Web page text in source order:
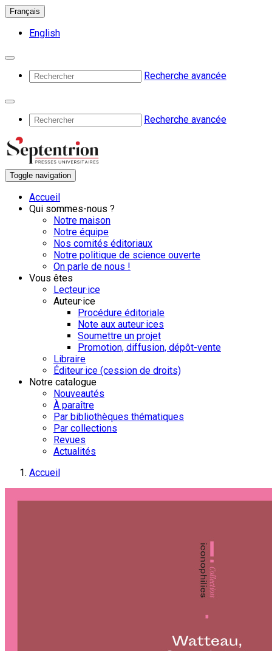
Français
English
Recherche avancée
Recherche avancée
Toggle navigation
Accueil
Qui sommes-nous ?
Notre maison
Notre équipe
Nos comités éditoriaux
Notre politique de science ouverte
On parle de nous !
Vous êtes
Lecteur·ice
Auteur·ice
Procédure éditoriale
Note aux auteur·ices
Soumettre un projet
Promotion, diffusion, dépôt-vente
Libraire
Éditeur·ice (cession de droits)
Notre catalogue
Nouveautés
À paraître
Par bibliothèques thématiques
Par collections
Revues
Actualités
Accueil